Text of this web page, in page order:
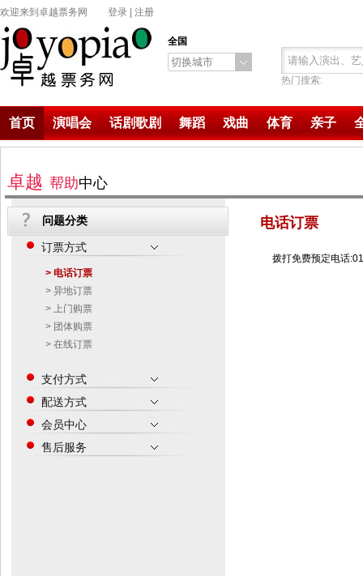
欢迎来到卓越票务网 登录 注册
全国
切换城市
热门搜索:
首页 演唱会 话剧歌剧 舞蹈 戏曲 体育 亲子
卓越 帮助中心
问题分类
订票方式
> 电话订票
> 异地订票
> 上门购票
> 团体购票
> 在线订票
支付方式
配送方式
会员中心
售后服务
电话订票
拨打免费预定电话